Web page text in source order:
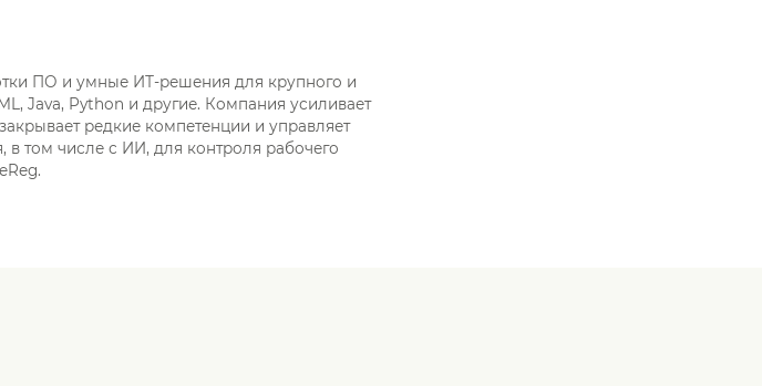
ПО и умные ИТ-решения для крупного и
Java, Python и другие. Компания усиливает
редкие компетенции и управляет
в том числе с ИИ, для контроля рабочего